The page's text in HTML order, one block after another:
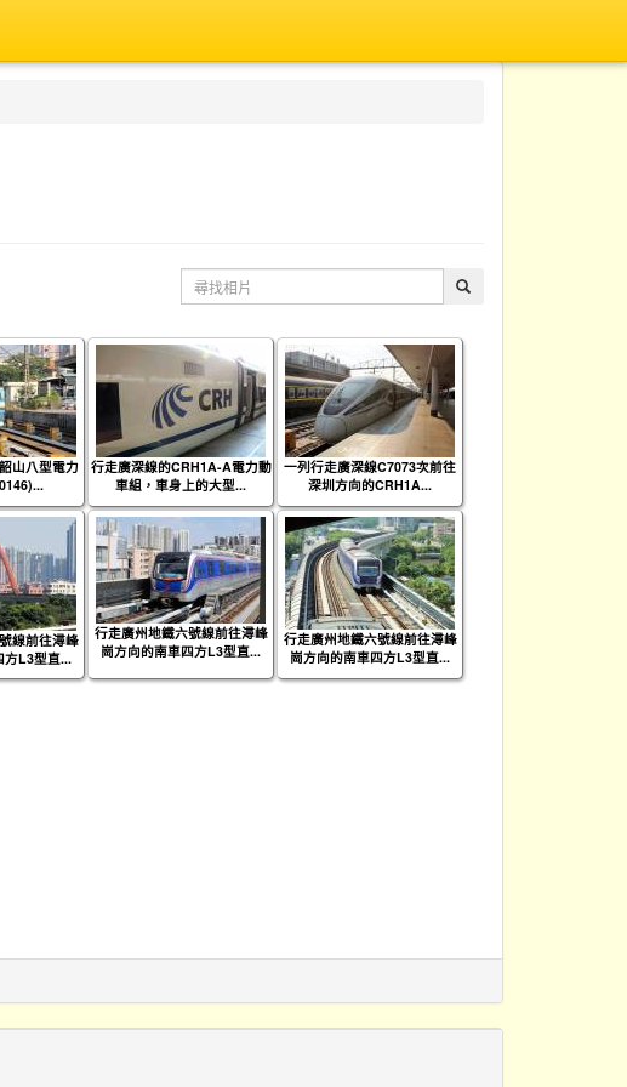
山八型電力
行走廣深線的CRH1A-A電力動
車組，車身上的大型...
一列行走廣深線C7073次前往
深圳方向的CRH1A...
線前往潯峰
方L3型直...
行走廣州地鐵六號線前往潯峰
崗方向的南車四方L3型直...
行走廣州地鐵六號線前往潯峰
崗方向的南車四方L3型直...